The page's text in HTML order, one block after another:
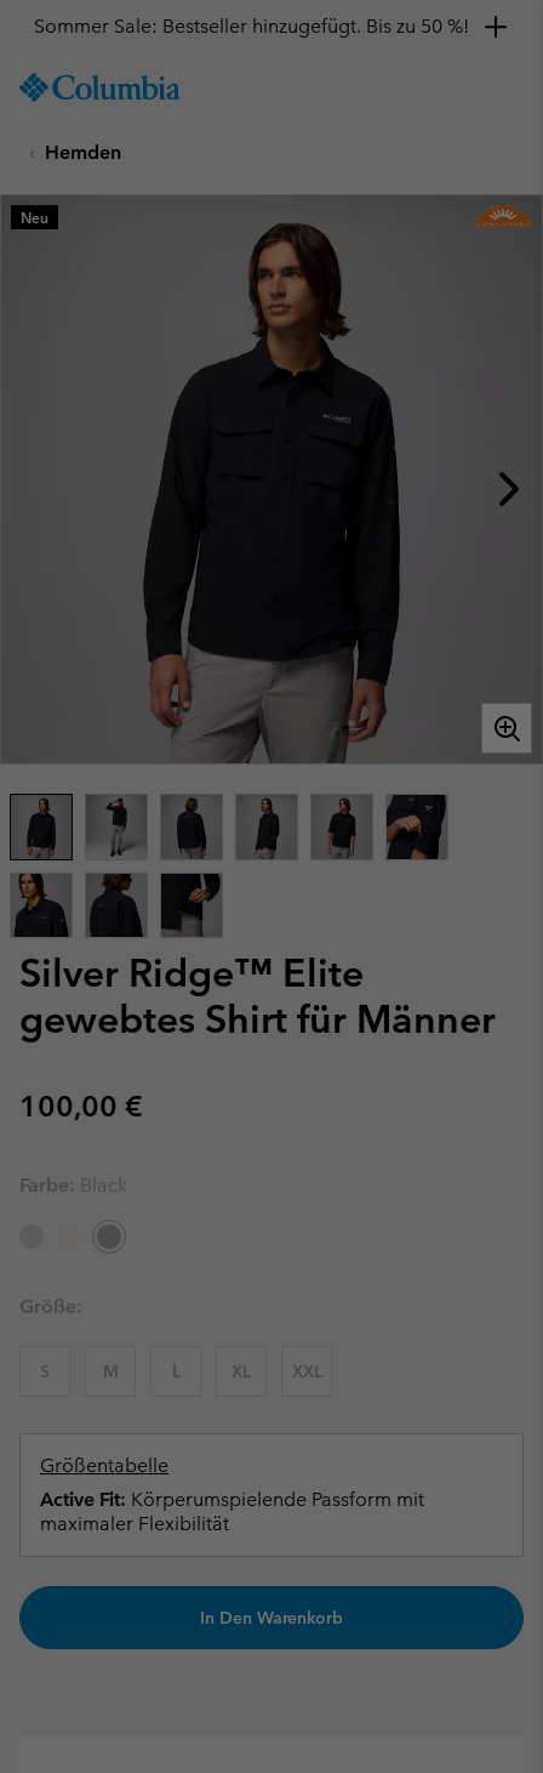
TO
SKIP
MAIN
NAV
Sommer Sale: Bestseller hinzugefügt. Bis zu 50 %!
Hemden
Silver Ridge™ Elite
gewebtes Shirt für Männer
Regular price:
100,00 €
Neu
Farbe: Black
Größe:
S M L XL XXL
Größentabelle
Active Fit: Körperumspielende Passform mit
maximaler Flexibilität
In Den Warenkorb